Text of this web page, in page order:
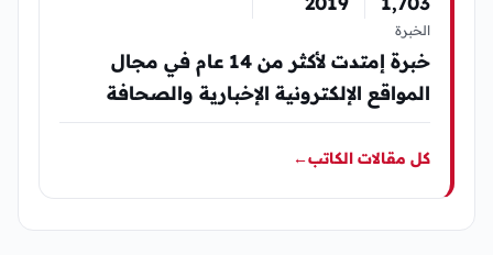
الخبرة
خبرة إمتدت لأكثر من 14 عام في مجال
المواقع الإلكترونية الإخبارية والصحافة
كل مقالات الكاتب←